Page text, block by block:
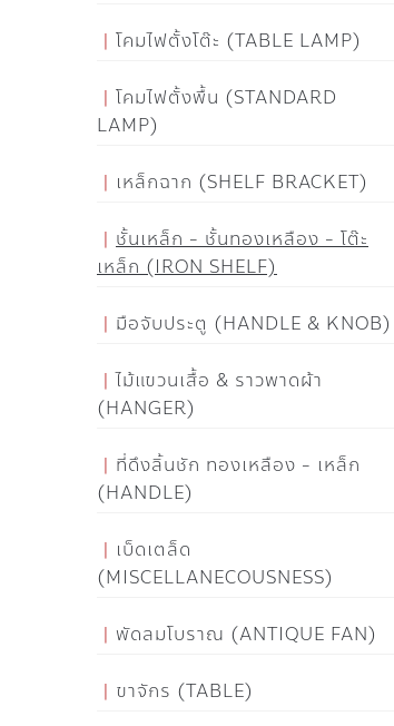
โคมไฟตั้งโต๊ะ (TABLE LAMP)
โคมไฟตั้งพื้น (STANDARD
LAMP)
เหล็กฉาก (SHELF BRACKET)
ชั้นเหล็ก - ชั้นทองเหลือง - โต๊ะ
เหล็ก (IRON SHELF)
มือจับประตู (HANDLE & KNOB)
ไม้แขวนเสื้อ & ราวพาดผ้า
(HANGER)
ที่ดึงลิ้นชัก ทองเหลือง - เหล็ก
(HANDLE)
เบ็ดเตล็ด
(MISCELLANECOUSNESS)
พัดลมโบราณ (ANTIQUE FAN)
ขาจักร (TABLE)